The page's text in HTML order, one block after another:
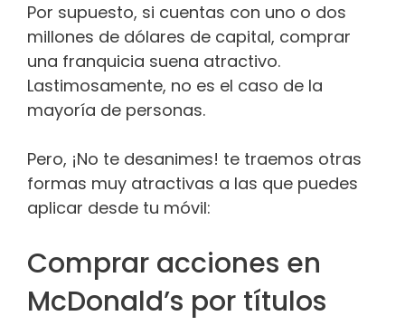
Por supuesto, si cuentas con uno o dos
millones de dólares de capital, comprar
una franquicia suena atractivo.
Lastimosamente, no es el caso de la
mayoría de personas.
Pero, ¡No te desanimes! te traemos otras
formas muy atractivas a las que puedes
aplicar desde tu móvil:
Comprar acciones en
McDonald’s por títulos